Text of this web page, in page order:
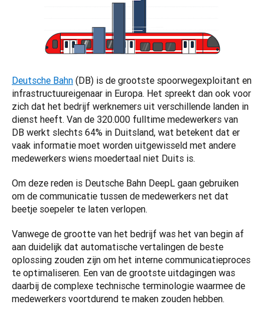
Deutsche Bahn (DB) is de grootste spoorwegexploitant en
infrastructuureigenaar in Europa. Het spreekt dan ook voor
zich dat het bedrijf werknemers uit verschillende landen in
dienst heeft. Van de 320.000 fulltime medewerkers van
DB werkt slechts 64% in Duitsland, wat betekent dat er
vaak informatie moet worden uitgewisseld met andere
medewerkers wiens moedertaal niet Duits is.
Om deze reden is Deutsche Bahn DeepL gaan gebruiken
om de communicatie tussen de medewerkers net dat
beetje soepeler te laten verlopen.
Vanwege de grootte van het bedrijf was het van begin af
aan duidelijk dat automatische vertalingen de beste
oplossing zouden zijn om het interne communicatieproces
te optimaliseren. Een van de grootste uitdagingen was
daarbij de complexe technische terminologie waarmee de
medewerkers voortdurend te maken zouden hebben.